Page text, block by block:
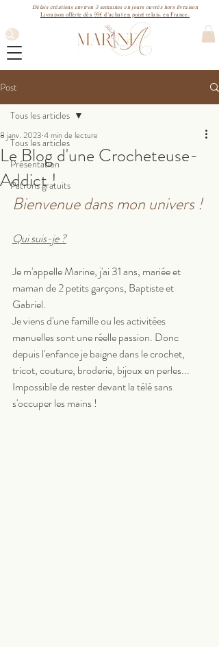
Délais créations environ 3 semainesen jours ouvrés hors livraison
Livraison offerte dès 99€ d'achat en point relais. en France.
Post
Tous les articles
Présentation
Patrons gratuits
Tous les articles
Le Blog d'une Crocheteuse-
Addict !
8 janv. 2023 4 min de lecture
Bienvenue dans mon univers !
Qui suis-je ?
Je m'appelle Marine, j'ai 31 ans, mariée et
maman de 2 petits garçons, Baptiste et
Gabriel.
Je viens d'une famille ou les activitées
manuelles sont une réelle passion. Donc
depuis l'enfance je baigne dans le crochet,
tricot, couture, broderie, bijoux en perles...
Impossible de rester devant la télé sans
s'occuper les mains !